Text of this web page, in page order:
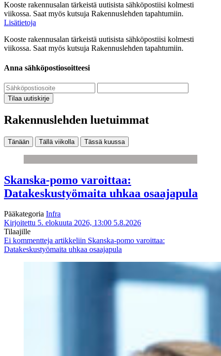
Kooste rakennusalan tärkeistä uutisista sähköpostiisi kolmesti
viikossa. Saat myös kutsuja Rakennuslehden tapahtumiin.
Lisätietoja
Kooste rakennusalan tärkeistä uutisista sähköpostiisi kolmesti
viikossa. Saat myös kutsuja Rakennuslehden tapahtumiin.
Anna sähköpostiosoitteesi
Tilaa uutiskirje
Rakennuslehden luetuimmat
Tänään Tällä viikolla Tässä kuussa
Skanska-pomo varoittaa:
Datakeskustyömaita uhkaa osaajapula
Pääkategoria Infra
Kirjoitettu 5. elokuuta 2026, 13:00 5.8.2026
Tilaajille
Ei kommentteja artikkeliin Skanska-pomo varoittaa:
Datakeskustyömaita uhkaa osaajapula